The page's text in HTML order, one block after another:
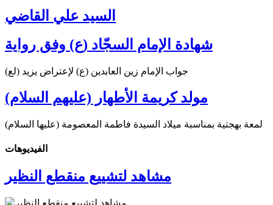
السيد علي القاضي
شهادة الإمام السجّاد (ع) وفق رواية
جواب الإمام زين العابدين (ع) لإعتراض يزيد (لع)
مولد كريمة الأطهار (عليهم السلام)
لمعة بهجتية بمناسبة ميلاد السيدة فاطمة المعصومة (عليها السلام)
الفیدیوهات
مشاهد لتشييع منقطع النظير